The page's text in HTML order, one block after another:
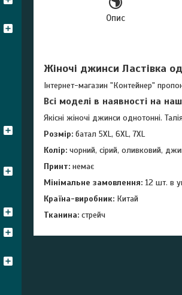
Опис
Жіночі джинси Ластівка
Інтернет-магазин "Контейнер"
Всі моделі в наявності на
Якісні жіночі джинси однотонні.
Розмір: батал 5XL, 6XL, 7XL
Колір: чорний, сірий, оливковий,
Принт: немає
Мінімальне замовлення: 12 шт. в
Країна-виробник: Китай
Тканина: стрейч